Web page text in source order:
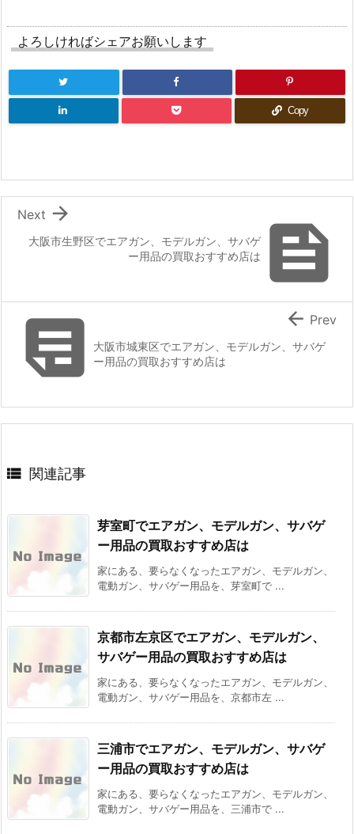
よろしければシェアお願いします
Copy

大阪市生野区でエアガン、モデルガン、サバゲ
ー用品の買取おすすめ店は

Next
大阪市城東区でエアガン、モデルガン、サバゲ
ー用品の買取おすすめ店は
 Prev
 関連記事
芽室町でエアガン、モデルガン、サバゲ
ー用品の買取おすすめ店は
家にある、要らなくなったエアガン、モデルガン、
電動ガン、サバゲー用品を、芽室町で ...
京都市左京区でエアガン、モデルガン、
サバゲー用品の買取おすすめ店は
家にある、要らなくなったエアガン、モデルガン、
電動ガン、サバゲー用品を、京都市左 ...
三浦市でエアガン、モデルガン、サバゲ
ー用品の買取おすすめ店は
家にある、要らなくなったエアガン、モデルガン、
電動ガン、サバゲー用品を、三浦市で ...